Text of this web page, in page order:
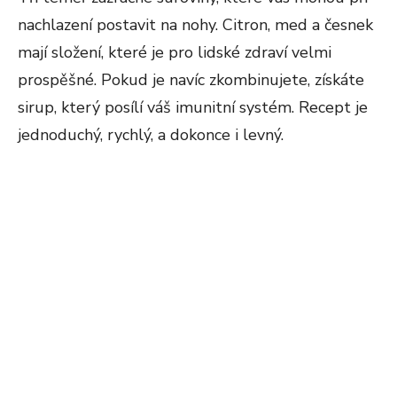
nachlazení postavit na nohy. Citron, med a česnek
mají složení, které je pro lidské zdraví velmi
prospěšné. Pokud je navíc zkombinujete, získáte
sirup, který posílí váš imunitní systém. Recept je
jednoduchý, rychlý, a dokonce i levný.